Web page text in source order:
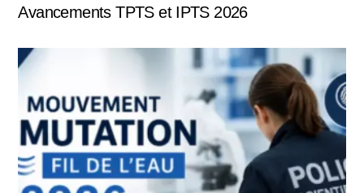
Avancements TPTS et IPTS 2026